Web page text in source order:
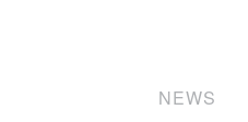
NEWS